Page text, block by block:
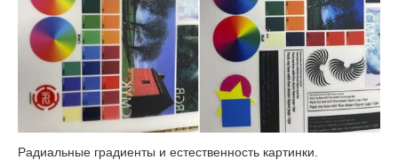
Радиальные градиенты и естественность картинки.